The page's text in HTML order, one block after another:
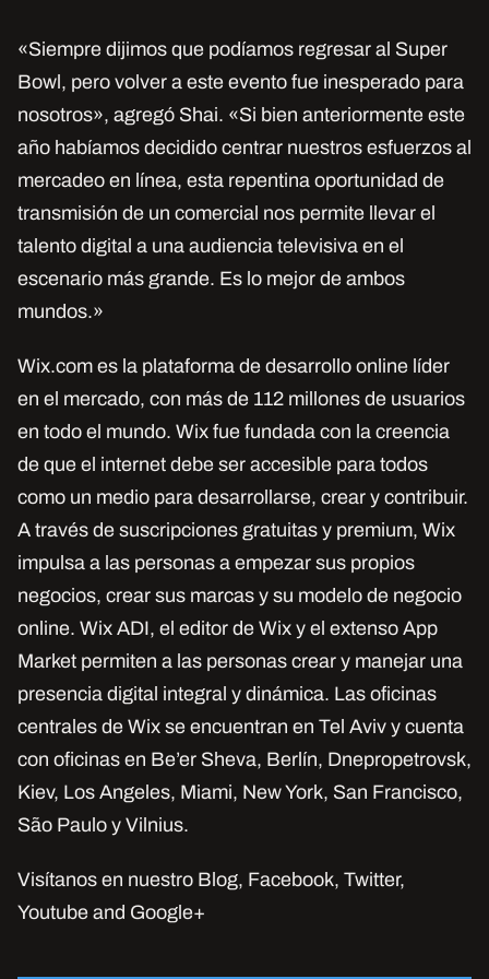
«Siempre dijimos que podíamos regresar al Super
Bowl, pero volver a este evento fue inesperado para
nosotros», agregó Shai. «Si bien anteriormente este
año habíamos decidido centrar nuestros esfuerzos al
mercadeo en línea, esta repentina oportunidad de
transmisión de un comercial nos permite llevar el
talento digital a una audiencia televisiva en el
escenario más grande. Es lo mejor de ambos
mundos.»
Wix.com es la plataforma de desarrollo online líder
en el mercado, con más de 112 millones de usuarios
en todo el mundo. Wix fue fundada con la creencia
de que el internet debe ser accesible para todos
como un medio para desarrollarse, crear y contribuir.
A través de suscripciones gratuitas y premium, Wix
impulsa a las personas a empezar sus propios
negocios, crear sus marcas y su modelo de negocio
online. Wix ADI, el editor de Wix y el extenso App
Market permiten a las personas crear y manejar una
presencia digital integral y dinámica. Las oficinas
centrales de Wix se encuentran en Tel Aviv y cuenta
con oficinas en Be’er Sheva, Berlín, Dnepropetrovsk,
Kiev, Los Angeles, Miami, New York, San Francisco,
São Paulo y Vilnius.
Visítanos en nuestro Blog, Facebook, Twitter,
Youtube and Google+